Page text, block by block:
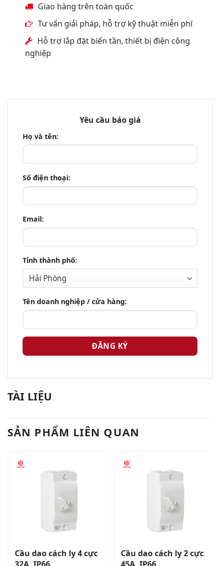
Giao hàng trên toàn quốc
Tư vấn giải pháp, hỗ trợ kỹ thuật miễn phí
Hỗ trợ lắp đặt biến tần, thiết bị điện công
nghiệp
Yêu cầu báo giá
Họ và tên:
Số điện thoại:
Email:
Tỉnh thành phố:
Tên doanh nghiệp / cửa hàng:
TÀI LIỆU
SẢN PHẨM LIÊN QUAN
Cầu dao cách ly 4 cực
Cầu dao cách ly 2 cực